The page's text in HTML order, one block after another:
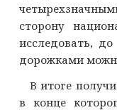
сторону
исследовать,
дорожками
В итоге
в конце